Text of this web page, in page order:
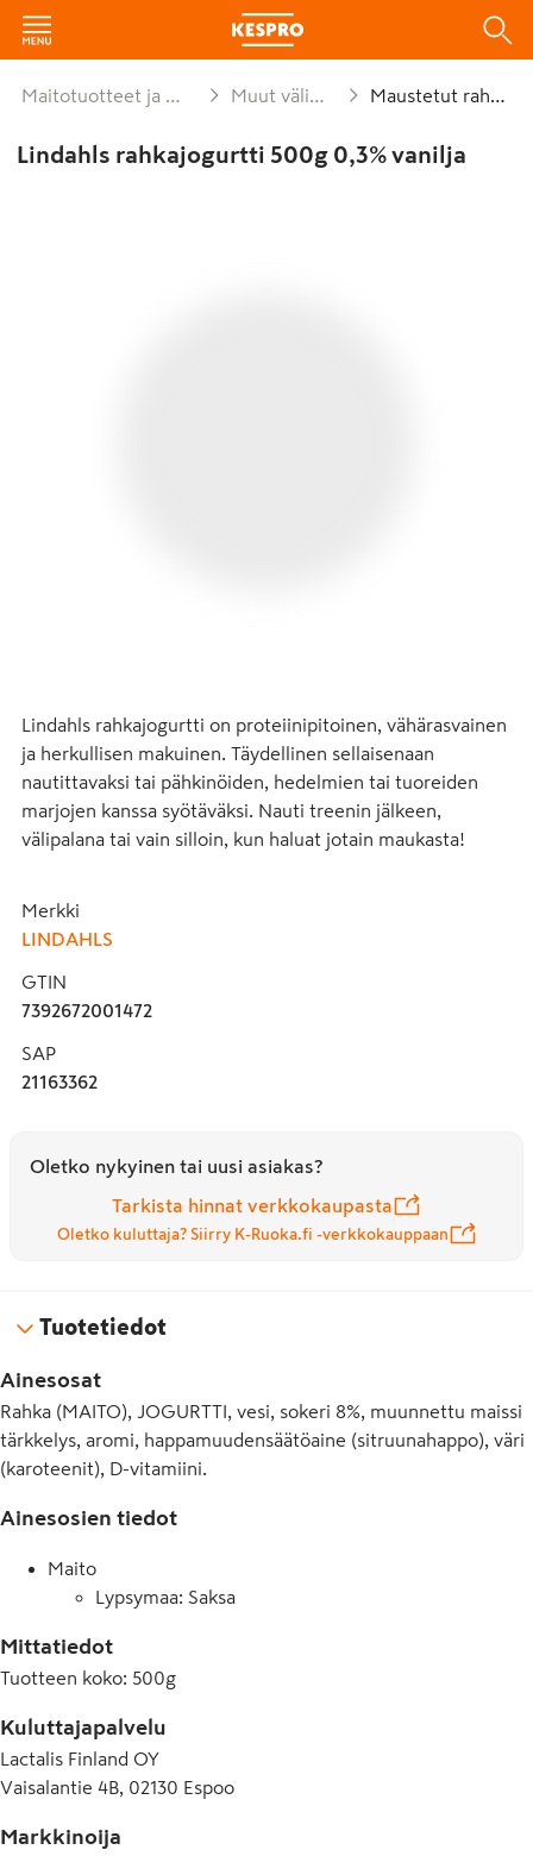
Maitotuotteet ja munat Muut välipalat Maustetut rahkat
Lindahls rahkajogurtti 500g 0,3% vanilja
Lindahls rahkajogurtti on proteiinipitoinen, vähärasvainen
ja herkullisen makuinen. Täydellinen sellaisenaan
nautittavaksi tai pähkinöiden, hedelmien tai tuoreiden
marjojen kanssa syötäväksi. Nauti treenin jälkeen,
välipalana tai vain silloin, kun haluat jotain maukasta!
Merkki
LINDAHLS
GTIN
7392672001472
SAP
21163362
Oletko nykyinen tai uusi asiakas?
Tarkista hinnat verkkokaupasta
Oletko kuluttaja? Siirry K-Ruoka.fi -verkkokauppaan
Tuotetiedot
Ainesosat
Rahka (MAITO), JOGURTTI, vesi, sokeri 8%, muunnettu maissi
tärkkelys, aromi, happamuudensäätöaine (sitruunahappo), väri
(karoteenit), D-vitamiini.
Ainesosien tiedot
Maito
Lypsymaa: Saksa
Mittatiedot
Tuotteen koko: 500g
Kuluttajapalvelu
Lactalis Finland OY
Vaisalantie 4B, 02130 Espoo
Markkinoija